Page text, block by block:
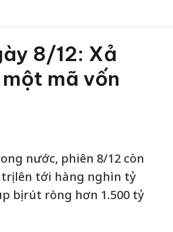
8/12: Xả
mã vốn
nước, phiên 8/12 còn
lên tới hàng nghìn tỷ
bị rút ròng hơn 1.500 tỷ